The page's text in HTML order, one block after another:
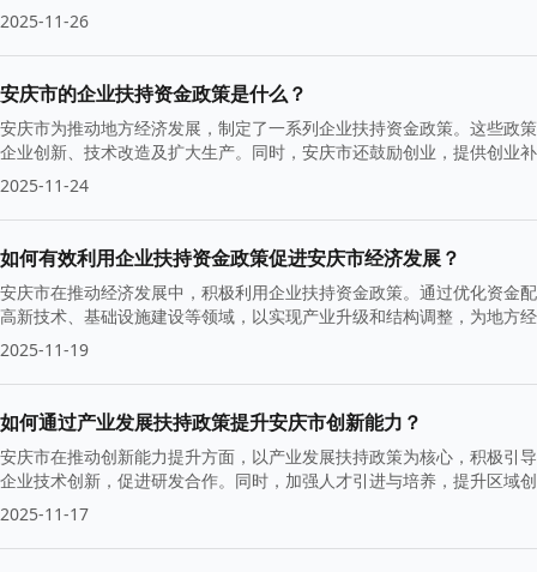
2025-11-26
安庆市的企业扶持资金政策是什么？
安庆市为推动地方经济发展，制定了一系列企业扶持资金政策。这些政
企业创新、技术改造及扩大生产。同时，安庆市还鼓励创业，提供创业
的支撑。
2025-11-24
如何有效利用企业扶持资金政策促进安庆市经济发展？
安庆市在推动经济发展中，积极利用企业扶持资金政策。通过优化资金
高新技术、基础设施建设等领域，以实现产业升级和结构调整，为地方
使用，推动全面发展。
2025-11-19
如何通过产业发展扶持政策提升安庆市创新能力？
安庆市在推动创新能力提升方面，以产业发展扶持政策为核心，积极引
企业技术创新，促进研发合作。同时，加强人才引进与培养，提升区域
2025-11-17